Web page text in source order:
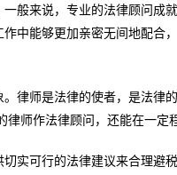
般来说，专业的法律顾问成
中能够更加亲密无间地配合
律师是法律的使者，是法律
师作法律顾问，还能在一定
实可行的法律建议来合理避